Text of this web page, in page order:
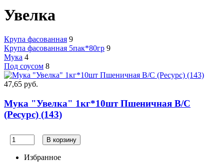
Увелка
Крупа фасованная 9
Крупа фасованная 5пак*80гр 9
Мука 4
Под соусом 8
47,65 руб.
Мука "Увелка" 1кг*10шт Пшеничная В/С
(Ресурс) (143)
В корзину
Избранное